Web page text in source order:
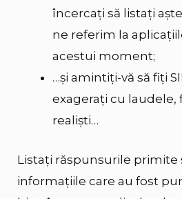
încercați să listați
ne referim la
acestui moment;
…și amintiți-vă să fiți
exagerați cu laudele,
realiști…
Listați răspunsurile primite
informațiile care au fost